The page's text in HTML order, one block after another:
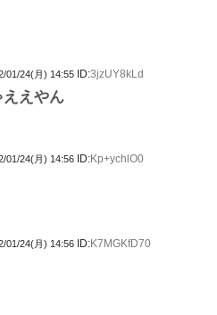
01/24(月) 14:55 ID:3jzUY8kLd
えやん
01/24(月) 14:56 ID:Kp+ychlO0
01/24(月) 14:56 ID:K7MGKfD70